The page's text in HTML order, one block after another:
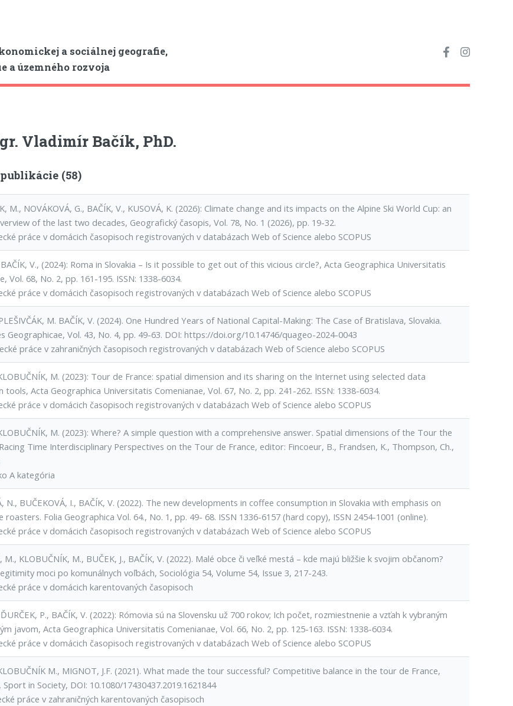
a sociálnej geografie,
a územného rozvoja
Vladimír Bačík, PhD.
(58)
M., NOVÁKOVÁ, G., BAČÍK, V., KUSOVÁ, K. (2026): Climate change and its impacts on the Alpine Ski World Cup: an
of the last two decades, Geografický časopis, Vol. 78, No. 1 (2026), pp. 19-32.
práce v domácich časopisoch registrovaných v databázach Web of Science alebo SCOPUS
BAČÍK, V., (2024): Roma in Slovakia – Is it possible to get out of this vicious circle?, Acta Geographica Universitatis
Vol. 68, No. 2, pp. 161-195. ISSN: 1338-6034.
práce v domácich časopisoch registrovaných v databázach Web of Science alebo SCOPUS
M. BAČÍK, V. (2024). One Hundred Years of National Capital-Making: The Case of Bratislava, Slovakia.
Geographicae, Vol. 43, No. 4, pp. 49-63. DOI: https://doi.org/10.14746/quageo-2024-0043
práce v zahraničných časopisoch registrovaných v databázach Web of Science alebo SCOPUS
M. (2023): Tour de France: spatial dimension and its sharing on the Internet using selected data
tools, Acta Geographica Universitatis Comenianae, Vol. 67, No. 2, pp. 241-262. ISSN: 1338-6034.
práce v domácich časopisoch registrovaných v databázach Web of Science alebo SCOPUS
M. (2023): Where? A simple question with a comprehensive answer. Spatial dimensions of the Tour the
Time Interdisciplinary Perspectives on the Tour de France, editor: Fincoeur, B., Frandsen, K., Thompson, Ch.,
A kategória
N., BUČEKOVÁ, I., BAČÍK, V. (2022). The new developments in coffee consumption in Slovakia with emphasis on
roasters. Folia Geographica Vol. 64., No. 1, pp. 49- 68. ISSN 1336-6157 (hard copy), ISSN 2454-1001 (online).
práce v domácich časopisoch registrovaných v databázach Web of Science alebo SCOPUS
M., KLOBUČNÍK, M., BUČEK, J., BAČÍK, V. (2022). Malé obce či veľké mestá – kde majú bližšie k svojim občanom?
moci po komunálnych voľbách, Sociológia 54, Volume 54, Issue 3, 217-243.
práce v domácich karentovaných časopisoch
ĎURČEK, P., BAČÍK, V. (2022): Rómovia sú na Slovensku už 700 rokov; Ich počet, rozmiestnenie a vzťah k vybraným
javom, Acta Geographica Universitatis Comenianae, Vol. 66, No. 2, pp. 125-163. ISSN: 1338-6034.
práce v domácich časopisoch registrovaných v databázach Web of Science alebo SCOPUS
M., MIGNOT, J.F. (2021). What made the tour successful? Competitive balance in the tour de France,
Sport in Society, DOI: 10.1080/17430437.2019.1621844
práce v zahraničných karentovaných časopisoch